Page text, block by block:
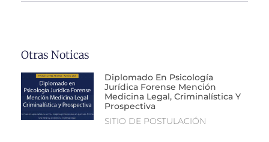
Otras Noticas
Diplomado En Psicología
Jurídica Forense Mención
Medicina Legal, Criminalística Y
Prospectiva
SITIO DE POSTULACIÓN